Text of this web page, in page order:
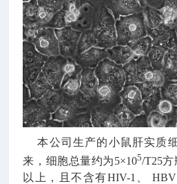
本公司生产的小鼠肝实质
来，细胞总量约为5×105/T25方
以上，且不含有HIV-1 HBV